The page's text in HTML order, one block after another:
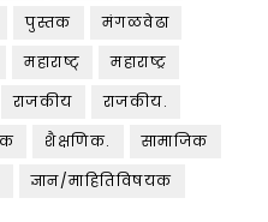
पुस्तक
मंगळवेढा
महाराष्ट्
महाराष्ट्र
राजकीय
राजकीय.
शैक्षणिक.
सामाजिक
ज्ञान/माहितिविषयक